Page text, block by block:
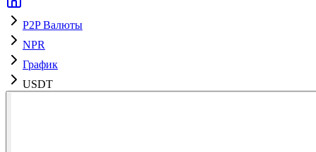
P2P Валюты
NPR
График
USDT